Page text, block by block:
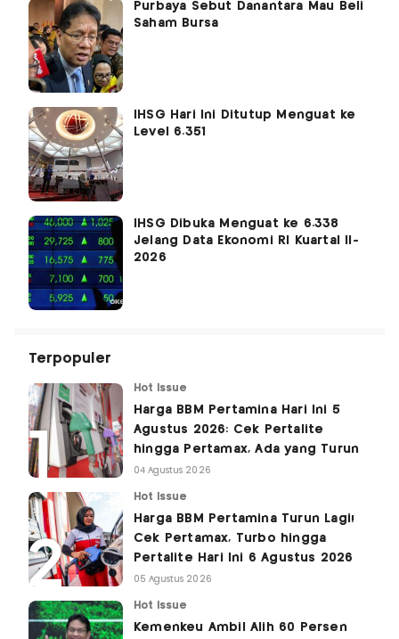
Purbaya Sebut Danantara Mau Beli
Saham Bursa
IHSG Hari Ini Ditutup Menguat ke
Level 6.351
IHSG Dibuka Menguat ke 6.338
Jelang Data Ekonomi RI Kuartal II-
2026
Terpopuler
Hot Issue
Harga BBM Pertamina Hari Ini 5
Agustus 2026: Cek Pertalite
hingga Pertamax, Ada yang Turun
04 Agustus 2026
Hot Issue
Harga BBM Pertamina Turun Lagi!
Cek Pertamax, Turbo hingga
Pertalite Hari Ini 6 Agustus 2026
05 Agustus 2026
Hot Issue
Kemenkeu Ambil Alih 60 Persen